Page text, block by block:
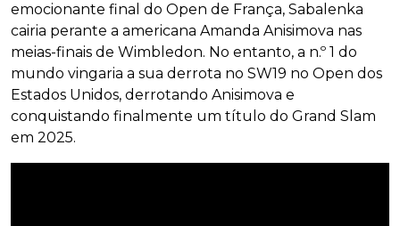
emocionante final do Open de França, Sabalenka
cairia perante a americana Amanda Anisimova nas
meias-finais de Wimbledon. No entanto, a n.º 1 do
mundo vingaria a sua derrota no SW19 no Open dos
Estados Unidos, derrotando Anisimova e
conquistando finalmente um título do Grand Slam
em 2025.